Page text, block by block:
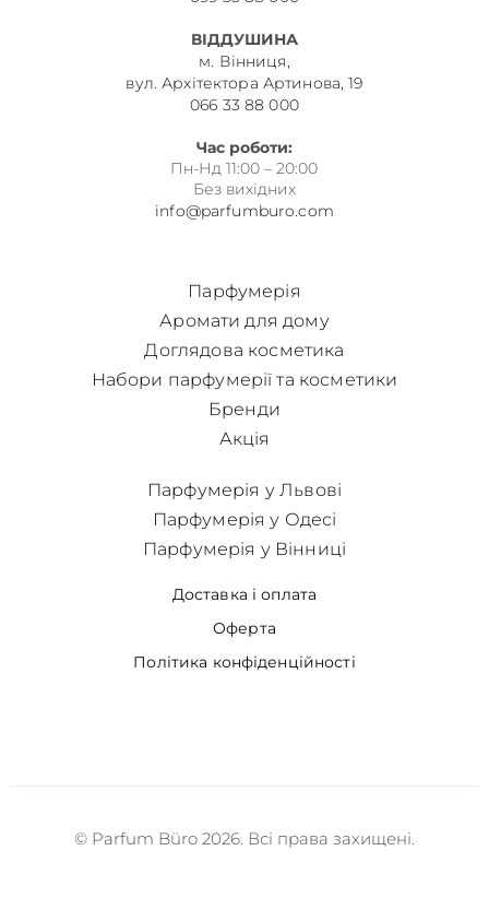
ВІДДУШИНА
м. Вінниця,
вул. Архітектора Артинова, 19
066 33 88 000
Час роботи:
Пн-Нд 11:00 – 20:00
Без вихідних
info@parfumburo.com
Парфумерія
Аромати для дому
Доглядова косметика
Набори парфумерії та косметики
Бренди
Акція
Доставка і оплата
Оферта
Політика конфіденційності
Парфумерія у Львові
Парфумерія у Одесі
Парфумерія у Вінниці
© Parfum Büro 2026. Всі права захищені.